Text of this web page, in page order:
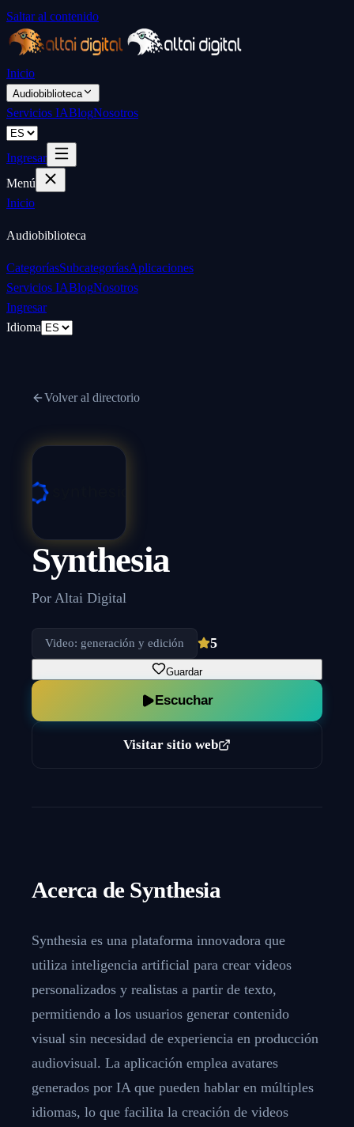
Saltar al contenido
Inicio
Audiobiblioteca
Servicios IABlogNosotros
Ingresar
Menú
Inicio
Audiobiblioteca
CategoríasSubcategoríasAplicaciones
Servicios IABlogNosotros
Ingresar
Idioma
Volver al directorio
Synthesia
Por Altai Digital
Video: generación y edición 5
Guardar
Escuchar
Visitar sitio web
Acerca de Synthesia
Synthesia es una plataforma innovadora que
utiliza inteligencia artificial para crear videos
personalizados y realistas a partir de texto,
permitiendo a los usuarios generar contenido
visual sin necesidad de experiencia en producción
audiovisual. La aplicación emplea avatares
generados por IA que pueden hablar en múltiples
idiomas, lo que facilita la creación de videos